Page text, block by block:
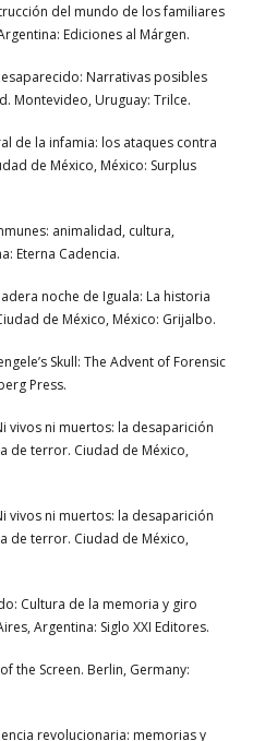
del mundo de los familiares
Ediciones al Márgen.
Narrativas posibles
Montevideo, Uruguay: Trilce.
de la infamia: los ataques contra
de México, México: Surplus
animalidad, cultura,
Eterna Cadencia.
noche de Iguala: La historia
de México, México: Grijalbo.
Skull: The Advent of Forensic
Press.
vivos ni muertos: la desaparición
de terror. Ciudad de México,
vivos ni muertos: la desaparición
de terror. Ciudad de México,
Cultura de la memoria y giro
Argentina: Siglo XXI Editores.
the Screen. Berlin, Germany:
revolucionaria: memorias y